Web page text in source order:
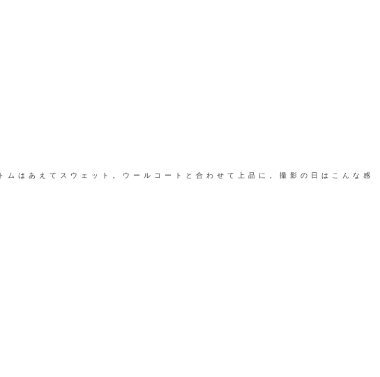
はあえてスウェット。ウールコートと合わせて上品に。撮影の日はこんな感